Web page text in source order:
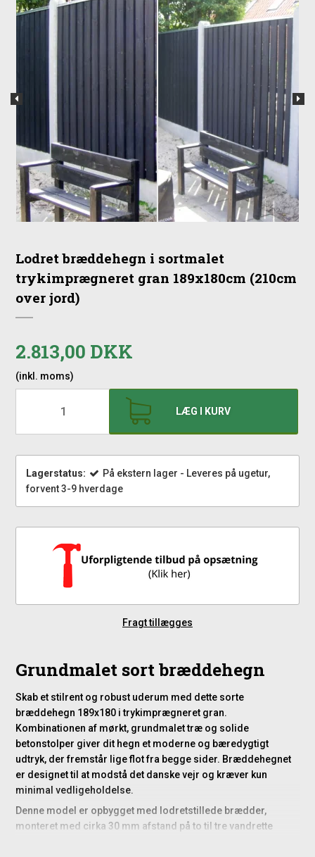
Lodret bræddehegn i sortmalet
trykimprægneret gran 189x180cm (210cm
over jord)
2.813,00 DKK
(inkl. moms)
LÆG I KURV
Lagerstatus:
På ekstern lager - Leveres på ugetur,
forvent 3-9 hverdage
Fragt tillægges
Grundmalet sort bræddehegn
Skab et stilrent og robust uderum med dette sorte
bræddehegn 189x180 i trykimprægneret gran.
Kombinationen af mørkt, grundmalet træ og solide
betonstolper giver dit hegn et moderne og bæredygtigt
udtryk, der fremstår lige flot fra begge sider. Bræddehegnet
er designet til at modstå det danske vejr og kræver kun
minimal vedligeholdelse.
Denne model er opbygget med lodretstillede brædder,
monteret med cirka 30 mm afstand på to til tre vandrette